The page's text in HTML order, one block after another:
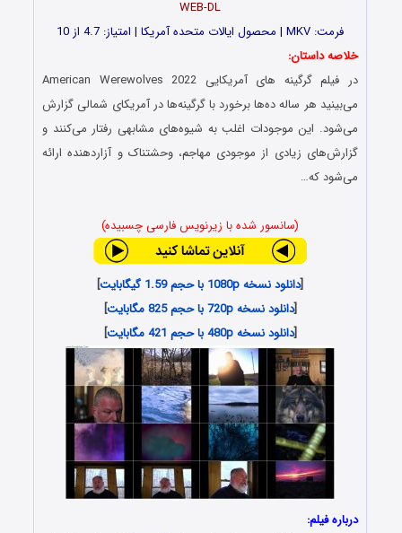
WEB-DL
فرمت: MKV | محصول ایالات متحده آمریکا | امتیاز: 4.7 از 10
خلاصه داستان:
در فیلم گرگینه های آمریکایی American Werewolves 2022
می‌بینید هر ساله ده‌ها برخورد با گرگینه‌ها در آمریکای شمالی گزارش
می‌شود. این موجودات اغلب به شیوه‌های مشابهی رفتار می‌کنند و
گزارش‌های زیادی از موجودی مهاجم، وحشتناک و آزاردهنده ارائه
می‌شود که…
(سانسور شده با زیرنویس فارسی چسبیده)
[دانلود نسخه 1080p با حجم 1.59 گیگابایت
]
[دانلود نسخه 720p با حجم 825 مگابایت
]
[دانلود نسخه 480p با حجم 421 مگابایت ]
درباره فیلم: